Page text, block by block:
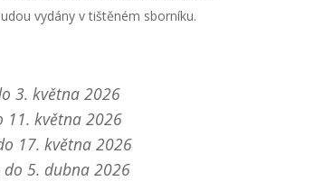
vydány v tištěném sborníku.
2026
května 2026
2026
do 5. dubna 2026